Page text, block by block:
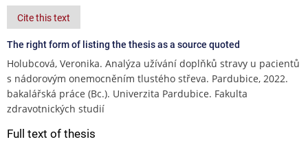
Cite this text
The right form of listing the thesis as a source quoted
Holubcová, Veronika. Analýza užívání doplňků stravy u pacientů
s nádorovým onemocněním tlustého střeva. Pardubice, 2022.
bakalářská práce (Bc.). Univerzita Pardubice. Fakulta
zdravotnických studií
Full text of thesis